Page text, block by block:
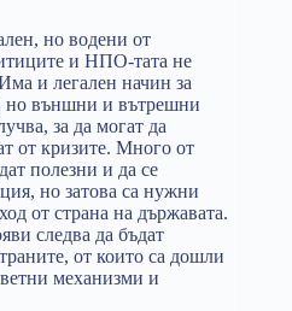
но водени от
и НПО-тата не
и легален начин за
но външни и вътрешни
за да могат да
от кризите. Много от
полезни и да се
но затова са нужни
от страна на държавата.
следва да бъдат
от които са дошли
механизми и